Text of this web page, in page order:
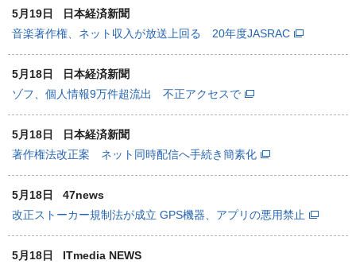
5月19日
日本経済新聞
音楽著作権、ネット収入が放送上回る 20年度JASRAC
5月18日
日本経済新聞
ゾフ、個人情報9万件超流出 不正アクセスで
5月18日
日本経済新聞
著作権法改正案 ネット同時配信へ手続き簡素化
5月18日
47news
改正ストーカー規制法が成立 GPS機器、アプリの悪用禁止
5月18日 ITmedia NEWS